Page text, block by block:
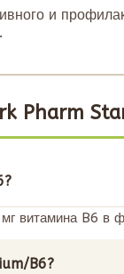
и
Pharm
витамина B6 в
B6?